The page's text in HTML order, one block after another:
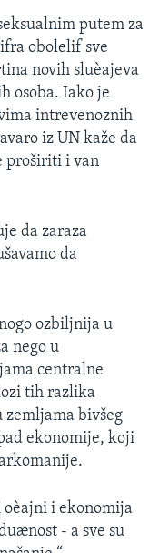
putem za
obolelif sve
novih sluèajeva
osoba. Iako je
intrevenoznih
iz UN kaže da
proširiti i van
da zaraza
da
ozbiljnija u
nego u
centralne
tih razlika
bivšeg
ekonomije, koji
oèajni i ekonomija
- a sve su